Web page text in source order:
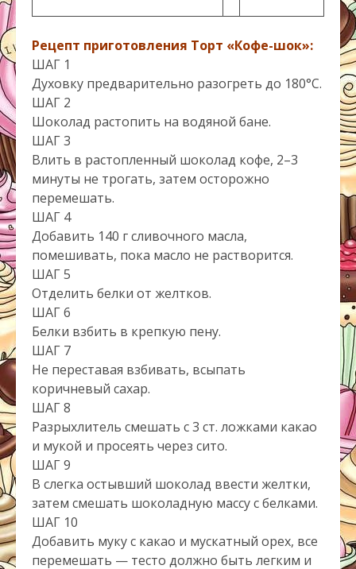
Рецепт приготовления Торт «Кофе-шок»:
ШАГ 1
Духовку предварительно разогреть до 180°С.
ШАГ 2
Шоколад растопить на водяной бане.
ШАГ 3
Влить в растопленный шоколад кофе, 2–3
минуты не трогать, затем осторожно
перемешать.
ШАГ 4
Добавить 140 г сливочного масла,
помешивать, пока масло не растворится.
ШАГ 5
Отделить белки от желтков.
ШАГ 6
Белки взбить в крепкую пену.
ШАГ 7
Не переставая взбивать, всыпать
коричневый сахар.
ШАГ 8
Разрыхлитель смешать с 3 ст. ложками какао
и мукой и просеять через сито.
ШАГ 9
В слегка остывший шоколад ввести желтки,
затем смешать шоколадную массу с белками.
ШАГ 10
Добавить муку с какао и мускатный орех, все
перемешать — тесто должно быть легким и